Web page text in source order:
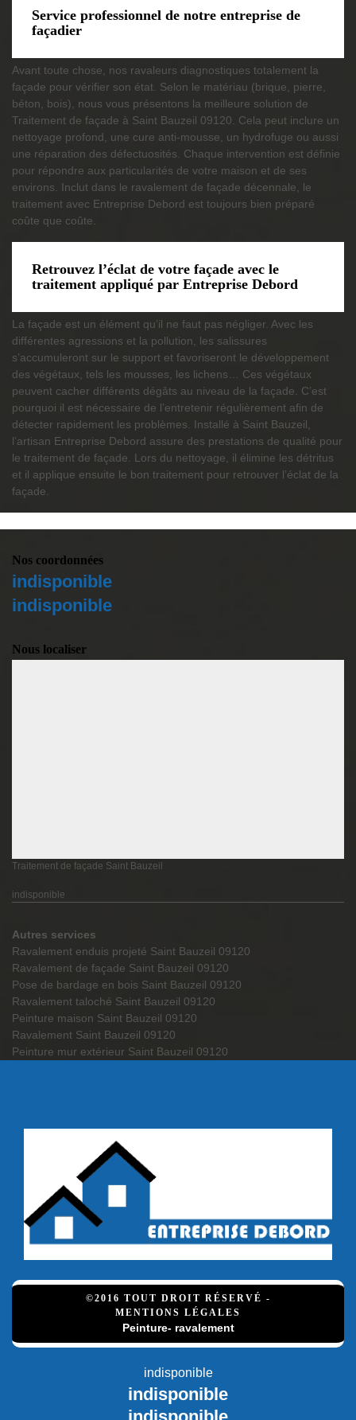
Service professionnel de notre entreprise de
façadier
Avant toute chose, nos ravaleurs diagnostiques totalement la
façade pour vérifier son état. Selon le matériau (brique, pierre,
béton, bois), nous vous présentons la meilleure solution de
Traitement de façade à Saint Bauzeil 09120. Cela peut inclure un
nettoyage profond, une cure anti-mousse, un hydrofuge ou aussi
une réparation des défectuosités. Chaque intervention est définie
pour répondre aux particularités de votre maison et de ses
environs. Inclut dans le ravalement de façade décennale, le
traitement avec Entreprise Debord est toujours bien préparé
coûte que coûte.
Retrouvez l’éclat de votre façade avec le
traitement appliqué par Entreprise Debord
La façade est un élément qu’il ne faut pas négliger. Avec les
différentes agressions et la pollution, les salissures
s’accumuleront sur le support et favoriseront le développement
des végétaux, tels les mousses, les lichens… Ces végétaux
peuvent cacher différents dégâts au niveau de la façade. C’est
pourquoi il est nécessaire de l’entretenir régulièrement afin de
détecter rapidement les problèmes. Installé à Saint Bauzeil,
l’artisan Entreprise Debord assure des prestations de qualité pour
le traitement de façade. Lors du nettoyage, il élimine les détritus
et il applique ensuite le bon traitement pour retrouver l’éclat de la
façade.
Nos coordonnées
indisponible
indisponible
Nous localiser
Traitement de façade Saint Bauzeil
indisponible
Autres services
Ravalement enduis projeté Saint Bauzeil 09120
Ravalement de façade Saint Bauzeil 09120
Pose de bardage en bois Saint Bauzeil 09120
Ravalement taloché Saint Bauzeil 09120
Peinture maison Saint Bauzeil 09120
Ravalement Saint Bauzeil 09120
Peinture mur extérieur Saint Bauzeil 09120
©2016 TOUT DROIT RÉSERVÉ -
MENTIONS LÉGALES
Peinture- ravalement
indisponible
indisponible